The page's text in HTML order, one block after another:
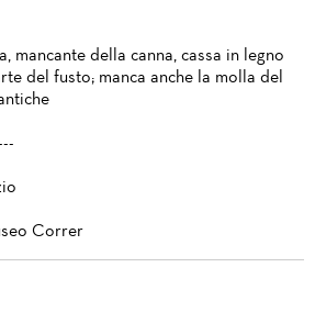
mancante della canna, cassa in legno
del fusto; manca anche la molla del
Correr